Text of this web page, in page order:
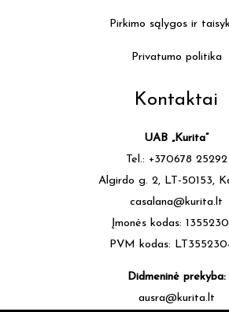
Pirkimo sąlygos ir
Privatumo politika
Kontaktai
UAB „Kurita”
Tel.: +370678 25292
Algirdo g. 2, LT-50153,
casalana@kurita.lt
Įmonės kodas:
PVM kodas:
Didmeninė prekyba:
ausra@kurita.lt